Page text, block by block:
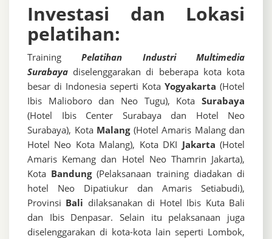
Investasi dan Lokasi
pelatihan:
TrainingPelatihan Industri Multimedia
Surabaya diselenggarakan di beberapa kota kota
besar di Indonesia seperti Kota Yogyakarta (Hotel
Ibis Malioboro dan Neo Tugu), Kota Surabaya
(Hotel Ibis Center Surabaya dan Hotel Neo
Surabaya), Kota Malang(Hotel Amaris Malang dan
Hotel Neo Kota Malang), Kota DKI Jakarta (Hotel
Amaris Kemang dan Hotel Neo Thamrin Jakarta),
Kota Bandung(Pelaksanaan training diadakan di
hotel Neo Dipatiukur dan Amaris Setiabudi),
Provinsi Bali dilaksanakan di Hotel Ibis Kuta Bali
dan Ibis Denpasar. Selain itu pelaksanaan juga
diselenggarakan di kota-kota lain seperti Lombok,